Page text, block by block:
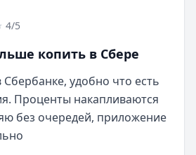
4/5
копить в Сбере
удобно что есть
Проценты накапливаются
без очередей, приложение